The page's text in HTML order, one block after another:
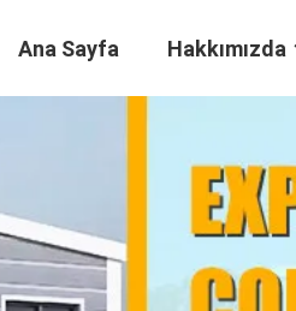
Ana Sayfa Hakkımızda